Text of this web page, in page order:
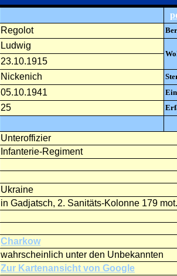
Regolot
Ludwig
23.10.1915
Nickenich
05.10.1941
25
Unteroffizier
Infanterie-Regiment
Ukraine
in Gadjatsch, 2. Sanitäts-Kolonne 179
Charkow
wahrscheinlich unter den Unbekannten
Zur Kartenansicht von Google